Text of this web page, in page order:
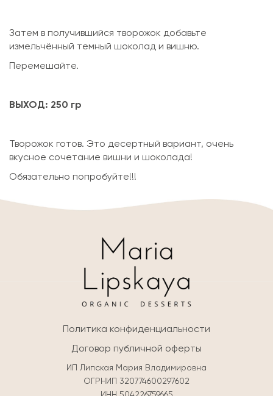
Затем в получившийся творожок добавьте
измельчённый темный шоколад и вишню.
Перемешайте.
ВЫХОД: 250 гр
Творожок готов. Это десертный вариант, очень
вкусное сочетание вишни и шоколада!
Обязательно попробуйте!!!
Политика конфиденциальности
Договор публичной оферты
ИП Липская Мария Владимировна
ОГРНИП 320774600297602